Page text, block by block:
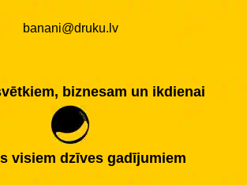
banani@druku.lv
biznesam un ikdienai
visiem dzīves gadījumiem